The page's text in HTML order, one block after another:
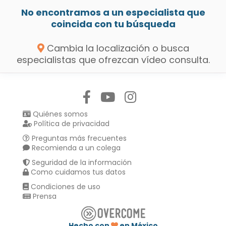
No encontramos a un especialista que
coincida con tu búsqueda
Cambia la localización o busca
especialistas que ofrezcan vídeo consulta.
Quiénes somos
Política de privacidad
Preguntas más frecuentes
Recomienda a un colega
Seguridad de la información
Como cuidamos tus datos
Condiciones de uso
Prensa